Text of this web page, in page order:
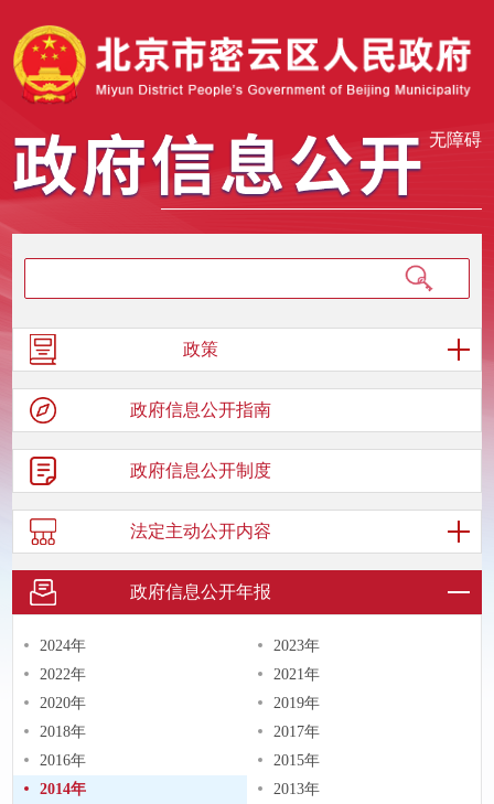
无障碍
政策
政府信息公开指南
政府信息公开制度
法定主动公开内容
政府信息公开年报
2024年
2023年
2022年
2021年
2020年
2019年
2018年
2017年
2016年
2015年
2014年
2013年